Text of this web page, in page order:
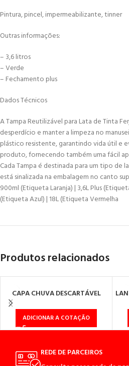
Pintura, pincel, impermeabilizante, tinner
Outras informações:
– 3,6 litros
– Verde
– Fechamento plus
Dados Técnicos
A Tampa Reutilizável para Lata de Tinta
desperdício e manter a limpeza no
plástico resistente, garantindo vida útil e
produto, fornecendo também uma fácil
Cada Tampa é destinada para um tipo de
está sinalizada na embalagem no canto
900ml (Etiqueta Laranja) | 3,6L Plus
(Etiqueta Azul) | 18L (Etiqueta Vermelha
Produtos relacionados
CAPA CHUVA DESCARTÁVEL
ADICIONAR A COTAÇÃO
REDE DE PARCEIROS